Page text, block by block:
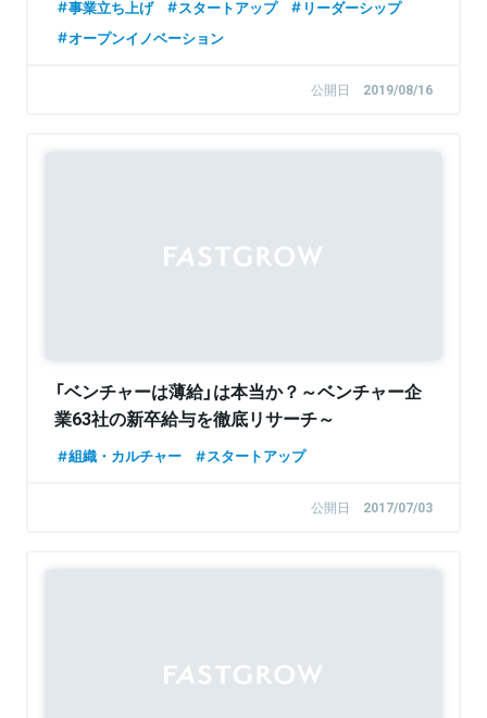
事業立ち上げ スタートアップ
リーダーシップ
オープンイノベーション
公開日 2019/08/16
「ベンチャーは薄給」は本当か？～ベンチャー企
業63社の新卒給与を徹底リサーチ～
組織・カルチャー スタートアップ
公開日 2017/07/03